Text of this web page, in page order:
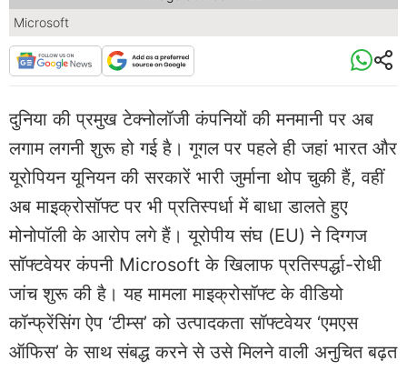
Microsoft
दुनिया की प्रमुख टेक्नोलॉजी कंपनियों की मनमानी पर अब
लगाम लगनी शुरू हो गई है। गूगल पर पहले ही जहां भारत और
यूरोपियन यूनियन की सरकारें ​भारी जुर्माना थोप चुकी हैं, वहीं
अब माइक्रोसॉफ्ट पर भी प्रतिस्पर्धा में बाधा डालते हुए
मोनोपॉली के आरोप लगे हैं। यूरोपीय संघ (EU) ने दिग्गज
सॉफ्टवेयर कंपनी Microsoft के खिलाफ प्रतिस्पर्द्धा-रोधी
जांच शुरू की है। यह मामला माइक्रोसॉफ्ट के वीडियो
कॉन्फ्रेंसिंग ऐप ‘टीम्स’ को उत्पादकता सॉफ्टवेयर ‘एमएस
ऑफिस’ के साथ संबद्ध करने से उसे मिलने वाली अनुचित बढ़त